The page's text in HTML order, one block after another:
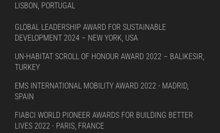
LISBON, PORTUGAL
GLOBAL LEADERSHIP AWARD FOR SUSTAINABLE
DEVELOPMENT 2024 – NEW YORK, USA
UN-HABITAT SCROLL OF HONOUR AWARD 2022 – BALIKESIR,
TURKEY
EMS INTERNATIONAL MOBILITY AWARD 2022 - MADRID,
SPAIN
FIABCI WORLD PIONEER AWARDS FOR BUILDING BETTER
LIVES 2022 - PARIS, FRANCE